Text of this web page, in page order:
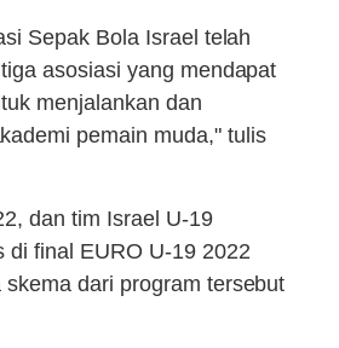
Sepak Bola Israel telah
asosiasi yang mendapat
menjalankan dan
pemain muda," tulis
dan tim Israel U-19
di final EURO U-19 2022
dari program tersebut